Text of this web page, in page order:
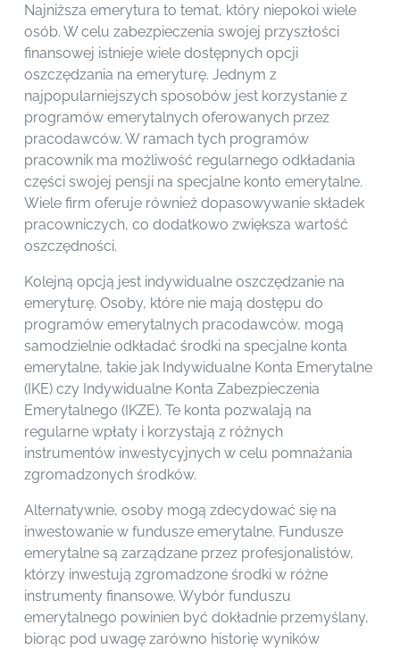
Najniższa emerytura to temat, który niepokoi wiele
osób. W celu zabezpieczenia swojej przyszłości
finansowej istnieje wiele dostępnych opcji
oszczędzania na emeryturę. Jednym z
najpopularniejszych sposobów jest korzystanie z
programów emerytalnych oferowanych przez
pracodawców. W ramach tych programów
pracownik ma możliwość regularnego odkładania
części swojej pensji na specjalne konto emerytalne.
Wiele firm oferuje również dopasowywanie składek
pracowniczych, co dodatkowo zwiększa wartość
oszczędności.
Kolejną opcją jest indywidualne oszczędzanie na
emeryturę. Osoby, które nie mają dostępu do
programów emerytalnych pracodawców, mogą
samodzielnie odkładać środki na specjalne konta
emerytalne, takie jak Indywidualne Konta Emerytalne
(IKE) czy Indywidualne Konta Zabezpieczenia
Emerytalnego (IKZE). Te konta pozwalają na
regularne wpłaty i korzystają z różnych
instrumentów inwestycyjnych w celu pomnażania
zgromadzonych środków.
Alternatywnie, osoby mogą zdecydować się na
inwestowanie w fundusze emerytalne. Fundusze
emerytalne są zarządzane przez profesjonalistów,
którzy inwestują zgromadzone środki w różne
instrumenty finansowe. Wybór funduszu
emerytalnego powinien być dokładnie przemyślany,
biorąc pod uwagę zarówno historię wyników